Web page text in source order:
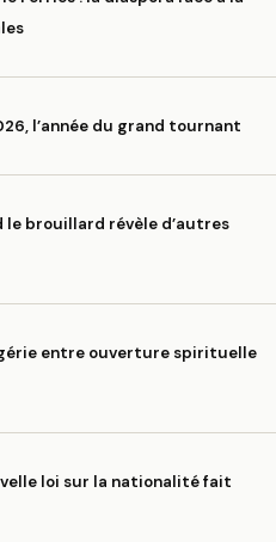
l’année du grand tournant
le brouillard révèle d’autres
entre ouverture spirituelle
loi sur la nationalité fait